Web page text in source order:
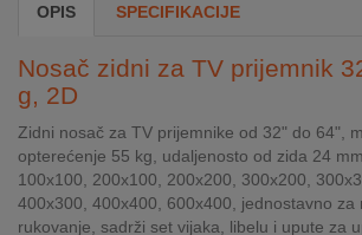
&
GAME
INTERNO
OPIS SPECIFIKACIJE
Nosač zidni za TV prijemnik
g, 2D
Zidni nosač za TV prijemnike od 32" do 64",
opterećenje 55 kg, udaljenosto od zida 24
100x100, 200x100, 200x200, 300x200,
400x300, 400x400, 600x400, jednostavno za
rukovanje, sadrži set vijaka, libelu i upute za